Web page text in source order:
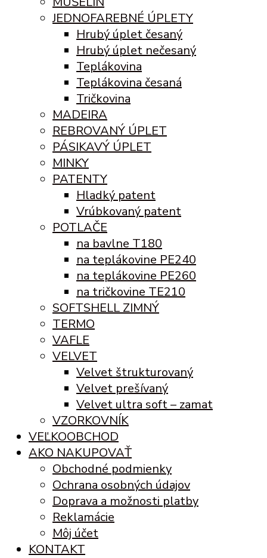
JEDNOFAREBNÉ ÚPLETY
Hrubý úplet česaný
Hrubý úplet nečesaný
Teplákovina
Teplákovina česaná
Tričkovina
MADEIRA
REBROVANÝ ÚPLET
PÁSIKAVÝ ÚPLET
MINKY
PATENTY
Hladký patent
Vrúbkovaný patent
POTLAČE
na bavlne T180
na teplákovine PE240
na teplákovine PE260
na tričkovine TE210
SOFTSHELL ZIMNÝ
TERMO
VAFLE
VELVET
Velvet štrukturovaný
Velvet prešívaný
Velvet ultra soft – zamat
VZORKOVNÍK
VEĽKOOBCHOD
AKO NAKUPOVAŤ
Obchodné podmienky
Ochrana osobných údajov
Doprava a možnosti platby
Reklamácie
Môj účet
KONTAKT